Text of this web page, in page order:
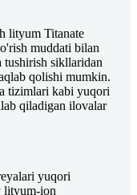
lityum Titanate
muddati bilan
tushirish sikllaridan
qolishi mumkin.
tizimlari kabi yuqori
qiladigan ilovalar
yuqori
lityum-ion